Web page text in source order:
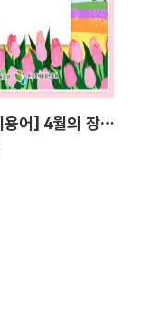
[이달의 장례용어] 4월의 장례용어! 문상(問喪)